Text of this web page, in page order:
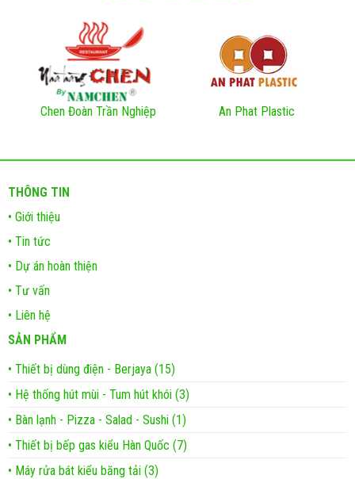
Chen Đoàn Trần Nghiệp An Phat Plastic
THÔNG TIN
• Giới thiệu
• Tin tức
• Dự án hoàn thiện
• Tư vấn
• Liên hệ
SẢN PHẨM
• Thiết bị dùng điện - Berjaya (15)
• Hệ thống hút mùi - Tum hút khói (3)
• Bàn lạnh - Pizza - Salad - Sushi (1)
• Thiết bị bếp gas kiểu Hàn Quốc (7)
• Máy rửa bát kiểu băng tải (3)